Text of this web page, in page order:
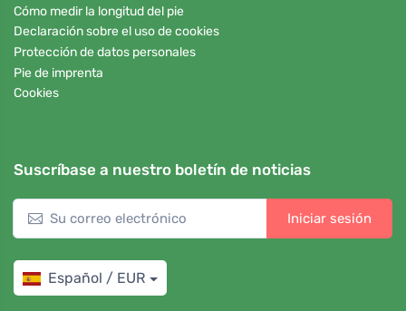
Cómo medir la longitud del pie
Declaración sobre el uso de cookies
Protección de datos personales
Pie de imprenta
Cookies
Suscríbase a nuestro boletín de noticias
Iniciar sesión
Español / EUR